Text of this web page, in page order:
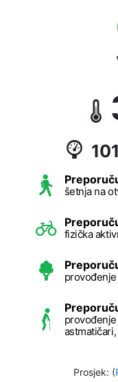
šetnja na
fizička
Prosjek: (